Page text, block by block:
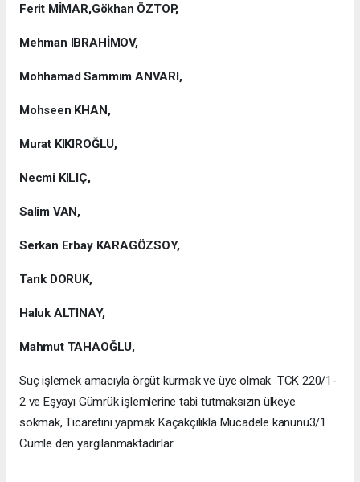
Ferit MİMAR,Gökhan ÖZTOP,
Mehman IBRAHİMOV,
Mohhamad Sammım ANVARI,
Mohseen KHAN,
Murat KIKIROĞLU,
Necmi KILIÇ,
Salim VAN,
Serkan Erbay KARAGÖZSOY,
Tarık DORUK,
Haluk ALTINAY,
Mahmut TAHAOĞLU,
Suç işlemek amacıyla örgüt kurmak ve üye olmak TCK 220/1-
2 ve Eşyayı Gümrük işlemlerine tabi tutmaksızın ülkeye
sokmak, Ticaretini yapmak Kaçakçılıkla Mücadele kanunu3/1
Cümle den yargılanmaktadırlar.